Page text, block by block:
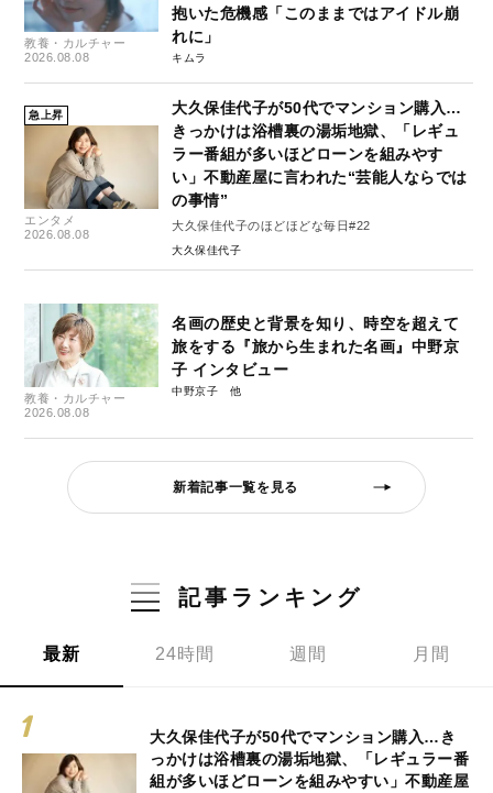
教養・カルチャー
2026.08.08
抱いた危機感「このままではアイドル崩
れに」
キムラ
急上昇
エンタメ
2026.08.08
大久保佳代子が50代でマンション購入…
きっかけは浴槽裏の湯垢地獄、「レギュ
ラー番組が多いほどローンを組みやす
い」不動産屋に言われた“芸能人ならでは
の事情”
大久保佳代子のほどほどな毎日#22
大久保佳代子
教養・カルチャー
2026.08.08
名画の歴史と背景を知り、時空を超えて
旅をする『旅から生まれた名画』中野京
子 インタビュー
中野京子
新着記事一覧を見る
記事ランキング
最新 24時間 週間 月間
大久保佳代子が50代でマンション購入…き
っかけは浴槽裏の湯垢地獄、「レギュラー番
組が多いほどローンを組みやすい」不動産屋